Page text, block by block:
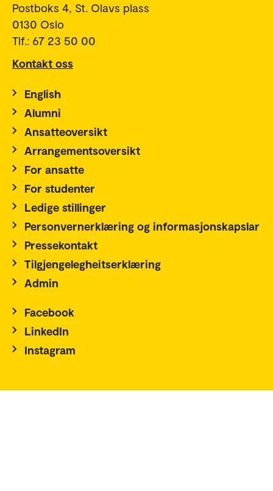
Postboks 4, St. Olavs plass
0130 Oslo
Tlf.: 67 23 50 00
Kontakt oss
English
Alumni
Ansatteoversikt
Arrangementsoversikt
For ansatte
For studenter
Ledige stillinger
Personvernerklæring og informasjonskapslar
Pressekontakt
Tilgjengelegheitserklæring
Admin
Facebook
LinkedIn
Instagram